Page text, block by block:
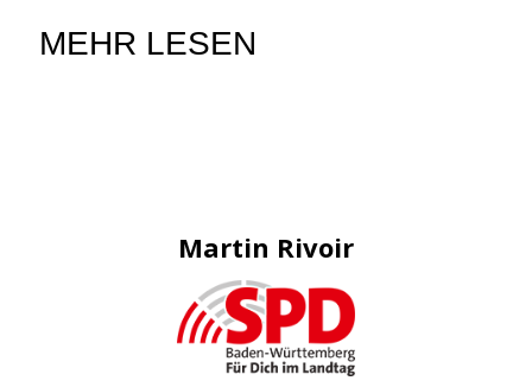
MEHR LESEN
Martin Rivoir